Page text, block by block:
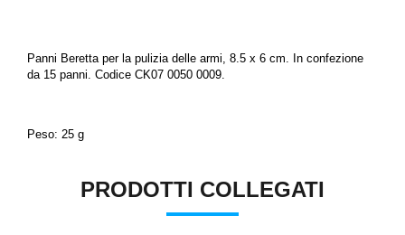
Panni Beretta per la pulizia delle armi, 8.5 x 6 cm. In confezione
da 15 panni. Codice CK07 0050 0009.
Peso: 25 g
PRODOTTI COLLEGATI